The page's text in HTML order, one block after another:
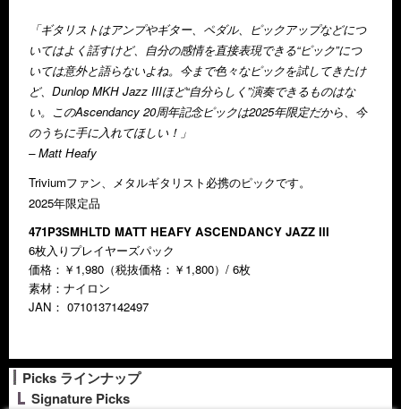
「ギタリストはアンプやギター、ペダル、ピックアップなどにつ
いてはよく話すけど、自分の感情を直接表現できる“ピック”につ
いては意外と語らないよね。今まで色々なピックを試してきたけ
ど、Dunlop MKH Jazz IIIほど“自分らしく”演奏できるものはな
い。このAscendancy 20周年記念ピックは2025年限定だから、今
のうちに手に入れてほしい！」
– Matt Heafy
Triviumファン、メタルギタリスト必携のピックです。
2025年限定品
471P3SMHLTD MATT HEAFY ASCENDANCY JAZZ III
6枚入りプレイヤーズパック
価格：￥1,980（税抜価格：￥1,800）/ 6枚
素材：ナイロン
JAN： 0710137142497
Picks ラインナップ
Signature Picks